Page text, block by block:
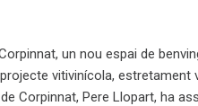
un nou espai de
vitivinícola, estretament
Corpinnat, Pere Llopart, ha